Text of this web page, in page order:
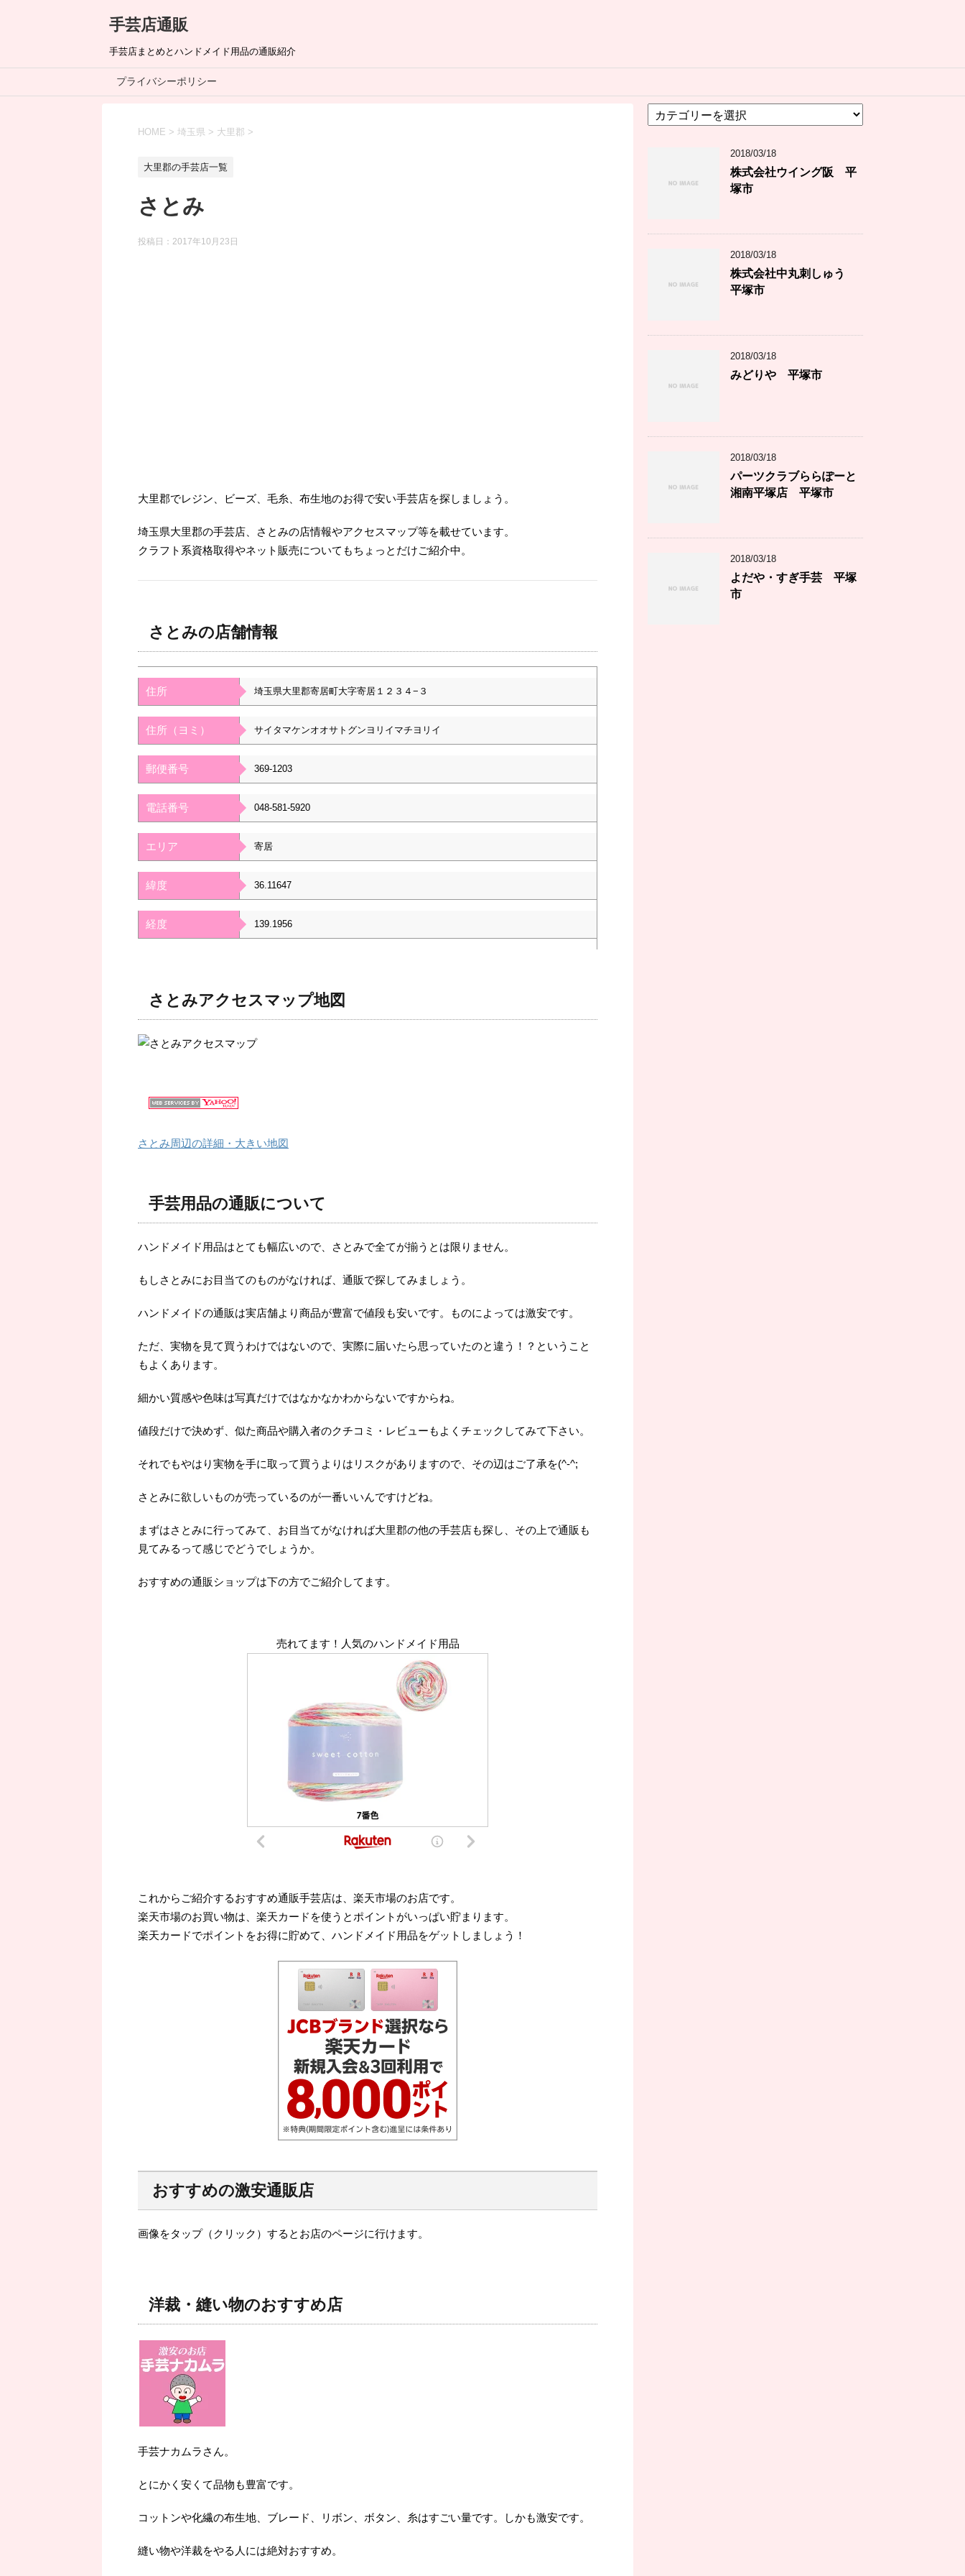
手芸店通販
手芸店まとめとハンドメイド用品の通販紹介
プライバシーポリシー
HOME > 埼玉県 > 大里郡 >
大里郡の手芸店一覧
さとみ
投稿日： 2017年10月23日
大里郡でレジン、ビーズ、毛糸、布生地のお得で安い手芸店を探しましょう。
埼玉県大里郡の手芸店、さとみの店情報やアクセスマップ等を載せています。
クラフト系資格取得やネット販売についてもちょっとだけご紹介中。
さとみの店舗情報
住所 埼玉県大里郡寄居町大字寄居１２３４−３
住所（ヨミ） サイタマケンオオサトグンヨリイマチヨリイ
郵便番号 369-1203
電話番号 048-581-5920
エリア 寄居
緯度 36.11647
経度 139.1956
さとみアクセスマップ地図
さとみ周辺の詳細・大きい地図
手芸用品の通販について
ハンドメイド用品はとても幅広いので、さとみで全てが揃うとは限りません。
もしさとみにお目当てのものがなければ、通販で探してみましょう。
ハンドメイドの通販は実店舗より商品が豊富で値段も安いです。ものによっては激安です。
ただ、実物を見て買うわけではないので、実際に届いたら思っていたのと違う！？ということ
もよくあります。
細かい質感や色味は写真だけではなかなかわからないですからね。
値段だけで決めず、似た商品や購入者のクチコミ・レビューもよくチェックしてみて下さい。
それでもやはり実物を手に取って買うよりはリスクがありますので、その辺はご了承を(^-^;
さとみに欲しいものが売っているのが一番いいんですけどね。
まずはさとみに行ってみて、お目当てがなければ大里郡の他の手芸店も探し、その上で通販も
見てみるって感じでどうでしょうか。
おすすめの通販ショップは下の方でご紹介してます。
売れてます！人気のハンドメイド用品
これからご紹介するおすすめ通販手芸店は、楽天市場のお店です。
楽天市場のお買い物は、楽天カードを使うとポイントがいっぱい貯まります。
楽天カードでポイントをお得に貯めて、ハンドメイド用品をゲットしましょう！
おすすめの激安通販店
画像をタップ（クリック）するとお店のページに行けます。
洋裁・縫い物のおすすめ店
手芸ナカムラさん。
とにかく安くて品物も豊富です。
コットンや化繊の布生地、ブレード、リボン、ボタン、糸はすごい量です。しかも激安です。
縫い物や洋裁をやる人には絶対おすすめ。
テ
2018/03/18
株式会社ウイング阪 平
塚市
2018/03/18
株式会社中丸刺しゅう
平塚市
2018/03/18
みどりや 平塚市
2018/03/18
パーツクラブららぽーと
湘南平塚店 平塚市
2018/03/18
よだや・すぎ手芸 平塚
市